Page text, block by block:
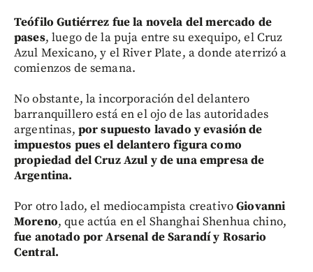
Teófilo Gutiérrez fue la novela del mercado de
pases, luego de la puja entre su exequipo, el Cruz
Azul Mexicano, y el River Plate, a donde aterrizó a
comienzos de semana.
No obstante, la incorporación del delantero
barranquillero está en el ojo de las autoridades
argentinas, por supuesto lavado y evasión de
impuestos pues el delantero figura como
propiedad del Cruz Azul y de una empresa de
Argentina.
Por otro lado, el mediocampista creativoGiovanni
Moreno, que actúa en el Shanghai Shenhua chino,
fue anotado por Arsenal de Sarandí y Rosario
Central.